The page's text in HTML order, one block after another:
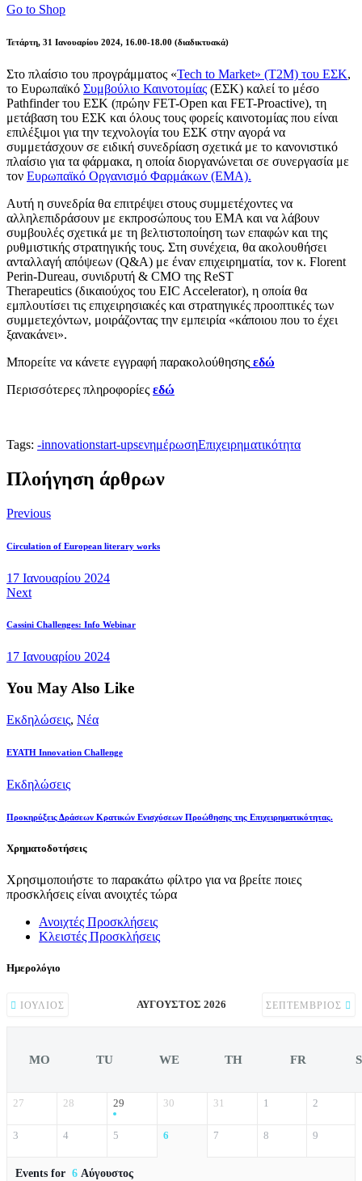
Go to Shop
Τετάρτη, 31 Ιανουαρίου 2024, 16.00-18.00 (διαδικτυακά)
Στο πλαίσιο του προγράμματος «Tech to Market» (T2M) του ΕΣΚ,
το Ευρωπαϊκό Συμβούλιο Καινοτομίας (ΕΣΚ) καλεί το μέσο
Pathfinder του ΕΣΚ (πρώην FET-Open και FET-Proactive), τη
μετάβαση του ΕΣΚ και όλους τους φορείς καινοτομίας που είναι
επιλέξιμοι για την τεχνολογία του ΕΣΚ στην αγορά να
συμμετάσχουν σε ειδική συνεδρίαση σχετικά με το κανονιστικό
πλαίσιο για τα φάρμακα, η οποία διοργανώνεται σε συνεργασία με
τον Ευρωπαϊκό Οργανισμό Φαρμάκων (EMA).
Αυτή η συνεδρία θα επιτρέψει στους συμμετέχοντες να
αλληλεπιδράσουν με εκπροσώπους του EMA και να λάβουν
συμβουλές σχετικά με τη βελτιστοποίηση των επαφών και της
ρυθμιστικής στρατηγικής τους. Στη συνέχεια, θα ακολουθήσει
ανταλλαγή απόψεων (Q&A) με έναν επιχειρηματία, τον κ. Florent
Perin-Dureau, συνιδρυτή & CMO της ReST
Therapeutics (δικαιούχος του EIC Accelerator), η οποία θα
εμπλουτίσει τις επιχειρησιακές και στρατηγικές προοπτικές των
συμμετεχόντων, μοιράζοντας την εμπειρία «κάποιου που το έχει
ξανακάνει».
Μπορείτε να κάνετε εγγραφή παρακολούθησης εδώ
Περισσότερες πληροφορίες εδώ
Tags: -innovationstart-upsενημέρωσηΕπιχειρηματικότητα
Πλοήγηση άρθρων
Previous
Circulation of European literary works
17 Ιανουαρίου 2024
Next
Cassini Challenges: Info Webinar
17 Ιανουαρίου 2024
You May Also Like
Εκδηλώσεις, Νέα
EYATH Innovation Challenge
Εκδηλώσεις
Προκηρύξεις Δράσεων Κρατικών Ενισχύσεων Προώθησης της Επιχειρηματικότητας.
Χρηματοδοτήσεις
Χρησιμοποιήστε το παρακάτω φίλτρο για να βρείτε ποιες
προσκλήσεις είναι ανοιχτές τώρα
Ανοιχτές Προσκλήσεις
Κλειστές Προσκλήσεις
Ημερολόγιο
ΙΟΎΛΙΟΣ ΑΎΓΟΥΣΤΟΣ 2026 ΣΕΠΤΈΜΒΡΙΟΣ
MO TU WE TH FR
27 28 29 30 31 1 2
3 4 5 6 7 8 9
Events for 6 Αύγουστος